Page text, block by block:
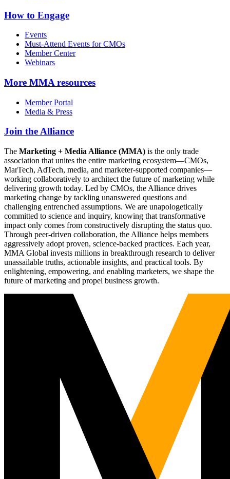
How to Engage
Events
Must-Attend Events for CMOs
Member Center
Webinars
More MMA resources
Member Portal
Media & Press
Join the Alliance
The Marketing + Media Alliance (MMA) is the only trade
association that unites the entire marketing ecosystem—CMOs,
MarTech, AdTech, media, and marketer-supported companies—
working collaboratively to architect the future of marketing while
delivering growth today. Led by CMOs, the Alliance drives
marketing change by tackling unanswered questions and
challenging entrenched assumptions. We are unapologetically
committed to science and inquiry, knowing that transformative
impact only comes from constructively disrupting the status quo.
Through peer-driven collaboration, the Alliance helps members
aggressively adopt proven, science-backed practices. Each year,
MMA Global invests millions in breakthrough research to deliver
unassailable truths, actionable insights, and practical tools. By
enlightening, empowering, and enabling marketers, we shape the
future of marketing and propel business growth.